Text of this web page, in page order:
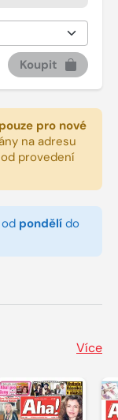
Koupit
pro nové
na adresu
provedení
pondělí do
Více